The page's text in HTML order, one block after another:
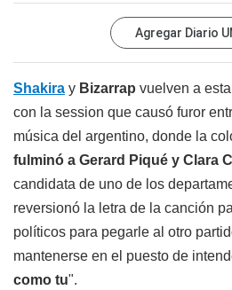
Agregar Diario
Shakira y Bizarrap vuelven a
con la session que causó furor
música del argentino, donde la
fulminó a Gerard Piqué y Clara
candidata de uno de los
reversionó la letra de la canción
políticos para pegarle al otro
mantenerse en el puesto de
como tu".